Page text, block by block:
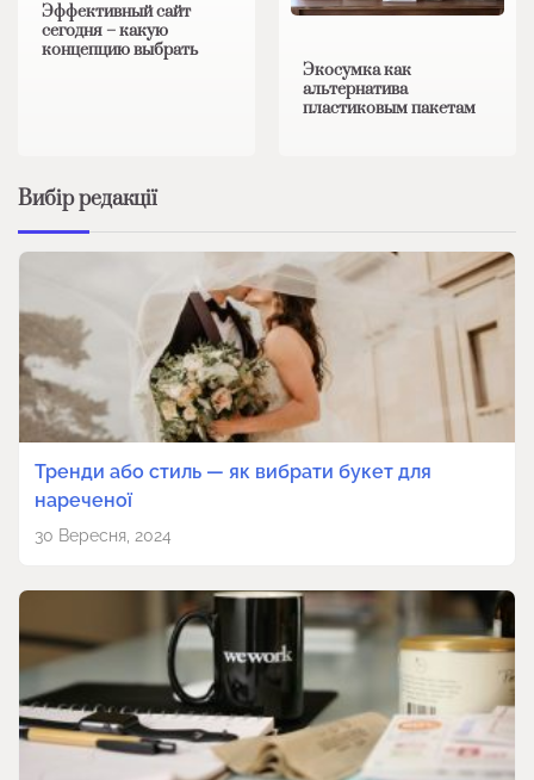
Эффективный сайт
сегодня – какую
концепцию выбрать
Экосумка как
альтернатива
пластиковым пакетам
Вибір редакції
Тренди або стиль — як вибрати букет для
нареченої
30 Вересня, 2024